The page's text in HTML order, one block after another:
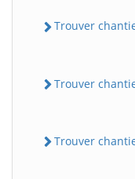
Trouver
Trouver
Trouver